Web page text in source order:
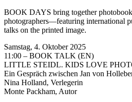
BOOK DAYS bring together
photographers—featuring international
talks on the printed image.
Samstag, 4. Oktober 2025
11:00 – BOOK TALK (EN)
LITTLE STEIDL. KIDS LOVE
Ein Gespräch zwischen Jan von
Nina Holland, Verlegerin
Monte Packham, Autor